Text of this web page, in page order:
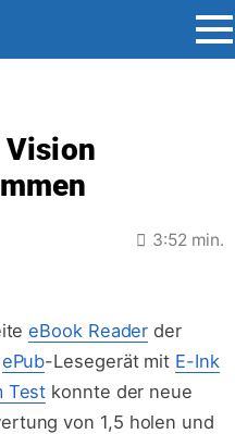
Vision
3:52 min.
eBook Reader der
ePub-Lesegerät mit E-Ink
Test konnte der neue
von 1,5 holen und